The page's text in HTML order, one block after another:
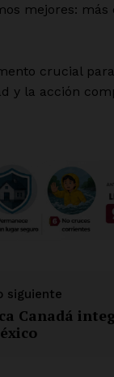
mejores: más
crucial
y la acción
siguiente
Canadá